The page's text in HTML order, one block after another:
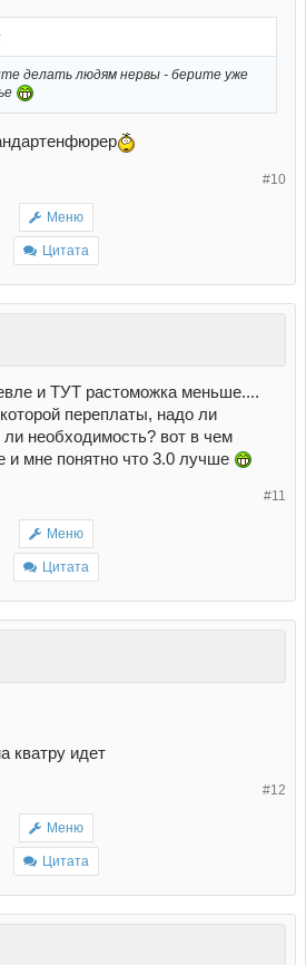
делать людям нервы - берите уже
#10
Меню
Цитата
и ТУТ растоможка меньше....
переплаты, надо ли
ли необходимость? вот в чем
и мне понятно что 3.0 лучше
#11
Меню
Цитата
кватру идет
#12
Меню
Цитата